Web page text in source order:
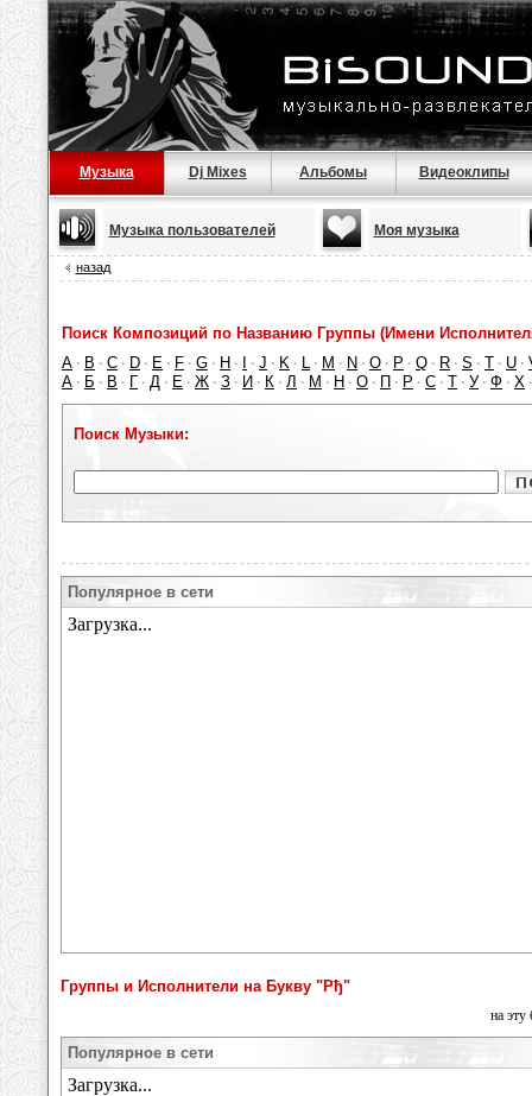
Музыка Dj Mixes Альбомы Видеоклипы
Музыка пользователей Моя музыка
назад
Поиск Композиций по Названию Группы (Имени
A · B · C · D · E · F · G · H · · J · K · L · M · N · O · P · Q · R · S · T · U ·
А · Б · В · Г · Д · Е · Ж · З · И · К · Л · М · Н · О · П · Р · С · Т · У · Ф · Х
Поиск Музыки:
Популярное в сети
Группы и Исполнители на Букву "Рђ"
на эту
Популярное в сети